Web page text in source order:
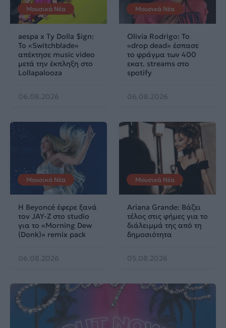
Μουσικά Νέα
aespa x Ty Dolla $ign:
Το «Switchblade»
απέκτησε music video
μετά την έκπληξη στο
Lollapalooza
06.08.2026
Μουσικά Νέα
Olivia Rodrigo: To
«drop dead» έσπασε
το φράγμα των 400
εκατ. streams στο
spotify
06.08.2026
Μουσικά Νέα
Η Beyoncé έφερε ξανά
τον JAY-Z στο studio
για το «Morning Dew
(Donk)» remix pack
06.08.2026
Μουσικά Νέα
Ariana Grande: Βάζει
τέλος στις φήμες για το
διάλειμμά της από τη
δημοσιότητα
05.08.2026